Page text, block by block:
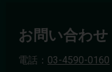
お問い合わせ
電話： 03-4590-0160